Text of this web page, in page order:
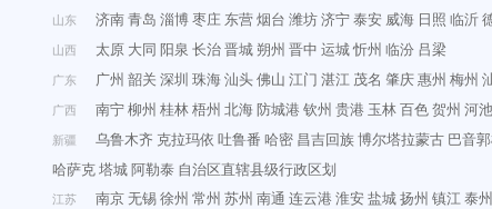
山东 济南青岛 淄博枣庄 东营烟台 潍坊济宁泰安 威海 日照 临沂
山西 太原 大同 阳泉 长治晋城朔州 晋中 运城忻州 临汾 吕梁
广东 广州 韶关 深圳 珠海汕头佛山 江门 湛江 茂名 肇庆惠州 梅州
广西 南宁柳州 桂林梧州 北海防城港钦州 贵港 玉林百色贺州 河池
新疆 乌鲁木齐 克拉玛依 吐鲁番 哈密 昌吉回族博尔塔拉蒙古 巴音
哈萨克塔城阿勒泰 自治区直辖县级行政区划
江苏 南京无锡徐州 常州 苏州 南通 连云港淮安盐城扬州 镇江 泰州